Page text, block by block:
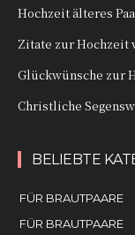
Hochzeit älteres
Zitate zur Hochzeit
Glückwünsche zur
Christliche
BELIEBTE
FÜR BRAUTPAARE
FÜR BRAUTPAARE